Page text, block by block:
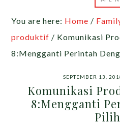
You are here: Home /
produktif / Komunikasi
8:Mengganti Perintah
SEPTEMBER 13,
Komunikasi
8:Mengganti